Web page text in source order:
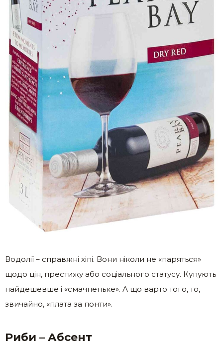
Водолії – справжні хіпі. Вони ніколи не «паряться»
щодо цін, престижу або соціального статусу. Купують
найдешевше і «смачненьке». А що варто того, то,
звичайно, «плата за понти».
Риби – Абсент